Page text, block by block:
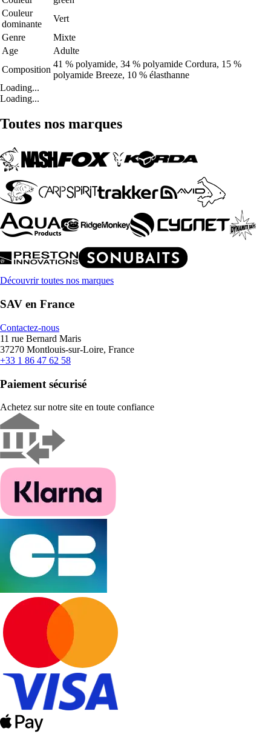
Couleur
dominante
Vert
Genre
Mixte
Age
Adulte
Composition
41 % polyamide, 34 % polyamide Cordura, 15 %
polyamide Breeze, 10 % élasthanne
Loading...
Loading...
Toutes nos marques
Découvrir toutes nos marques
SAV en France
Contactez-nous
11 rue Bernard Maris
37270 Montlouis-sur-Loire, France
+33 1 86 47 62 58
Paiement sécurisé
Achetez sur notre site en toute confiance